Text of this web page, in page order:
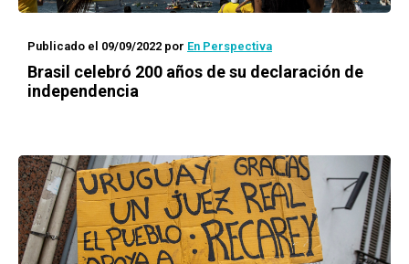
Publicado el 09/09/2022 por En Perspectiva
Brasil celebró 200 años de su declaración de
independencia